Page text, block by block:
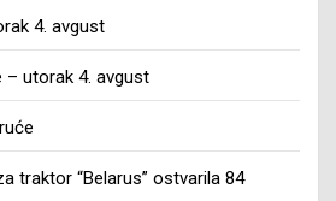
4. avgust
– utorak 4. avgust
traktor “Belarus” ostvarila 84